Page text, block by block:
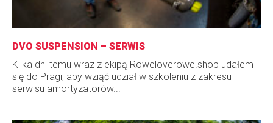
DVO SUSPENSION – SERWIS
Kilka dni temu wraz z ekipą Roweloverowe.shop udałem
się do Pragi, aby wziąć udział w szkoleniu z zakresu
serwisu amortyzatorów...